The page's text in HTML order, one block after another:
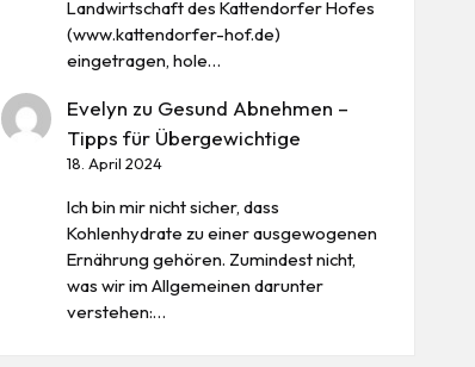
Landwirtschaft des Kattendorfer Hofes
(www.kattendorfer-hof.de)
eingetragen, hole…
Evelyn zu Gesund Abnehmen –
Tipps für Übergewichtige
18. April 2024
Ich bin mir nicht sicher, dass
Kohlenhydrate zu einer ausgewogenen
Ernährung gehören. Zumindest nicht,
was wir im Allgemeinen darunter
verstehen:…